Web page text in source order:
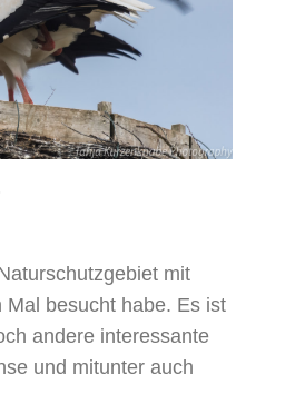
mit
besucht habe. Es ist
andere interessante
und mitunter auch